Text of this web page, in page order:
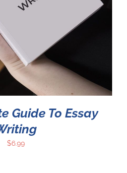
Guide To Essay
$6.99